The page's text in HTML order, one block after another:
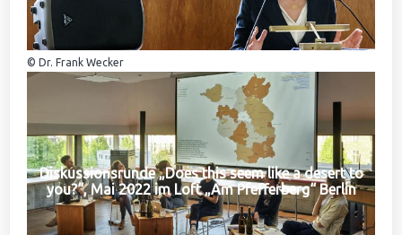
© Dr. Frank Wecker
Diskussionsrunde „Does this seem like a desert to
you?“, Mai 2022 im Loft „Am Pfefferberg“ Berlin